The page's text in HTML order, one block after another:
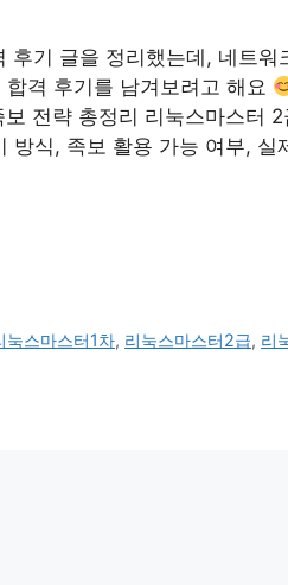
후기 글을 정리했는데, 네트워
격 후기를 남겨보려고 해요
전략 총정리 리눅스마스터
식, 족보 활용 가능 여부, 실
눅스마스터1차, 리눅스마스터2급, 리